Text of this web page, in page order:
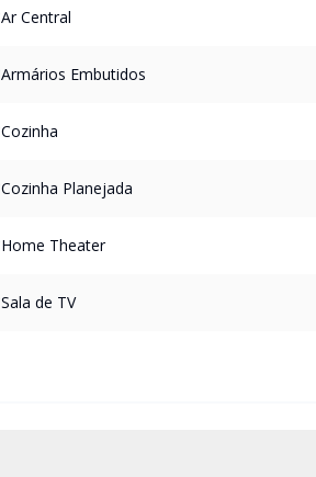
Ar Central
Armários Embutidos
Cozinha
Cozinha Planejada
Home Theater
Sala de TV